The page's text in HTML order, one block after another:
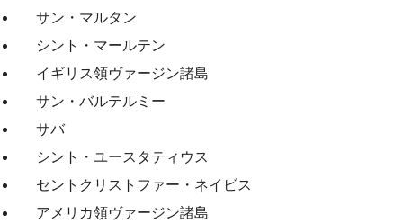
サン・マルタン
シント・マールテン
イギリス領ヴァージン諸島
サン・バルテルミー
サバ
シント・ユースタティウス
セントクリストファー・ネイビス
アメリカ領ヴァージン諸島